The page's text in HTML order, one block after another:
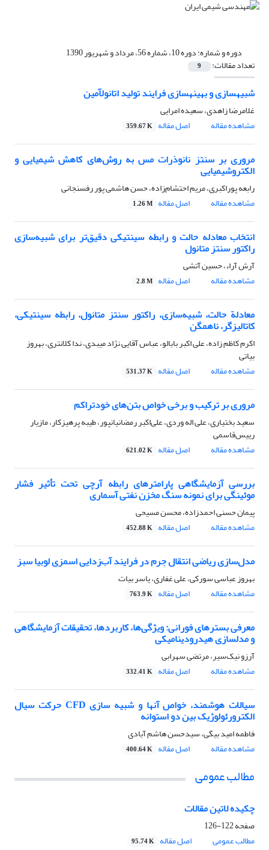
دوره و شماره:دوره 10، شماره 56، مرداد و شهریور 1390
تعداد مقالات: 9
شبیه‏سازی و بهینه‏سازی فرایند تولید اتانول‏آمین
غلامرضا زاهدی، سعیده امرایی
مشاهده مقاله
اصل مقاله 359.67 K
مروری بر سنتز نانوذرات مس به روش‌های کاهش شیمیایی و
الکتروشیمیایی
رابعه پوراکبری، مریم احتشام‌زاده، حسن هاشمی پور رفسنجانی
مشاهده مقاله
اصل مقاله 1.26 M
انتخاب معادله حالت و رابطه سینتیکی دقیق‌تر برای شبیه‌سازی
راکتور سنتز متانول
آرش آراء، حسین آتشی
مشاهده مقاله
اصل مقاله 2.8 M
معادلة حالت، شبیه‌سازی، راکتور سنتز متانول، رابطه سینتیکی،
کاتالیزگر، ناهمگن
اکرم کاظم زاده، علی اکبر بابالو، عباس آقایی نژاد میبدی، ندا کلانتری، بهروز
بیاتی
مشاهده مقاله
اصل مقاله 531.37 K
مروری بر ترکیب و برخی خواص بتن‌های خودتراکم
سعید بختیاری، علی اله وردی، علی‌اکبر رمضانیانپور، طیبه پرهیزکار، مازیار
رییس‌قاسمی
مشاهده مقاله
اصل مقاله 621.02 K
بررسی آزمایشگاهی پارامترهای رابطه آرچی تحت تأثیر فشار
موئینگی برای نمونه سنگ مخزن نفتی آسماری
پیمان حسنی احمدزاده، محسن مسیحی
مشاهده مقاله
اصل مقاله 452.88 K
مدل‌سازی ریاضی انتقال جرم در فرایند آب‌زدایی اسمزی لوبیا سبز
بهروز عباسی سورکی، علی غفاری، یاسر بیات
مشاهده مقاله
اصل مقاله 763.9 K
معرفی بسترهای فورانی: ویژگی‌ها، کاربردها، تحقیقات آزمایشگاهی
و مدلسازی هیدرودینامیکی
آرزو نیک‌سیر، مرتضی سهرابی
مشاهده مقاله
اصل مقاله 332.41 K
سیالات هوشمند، خواص آنها و شبیه سازی CFD حرکت سیال
الکترورئولوژیک بین دو استوانه
فاطمه امید بیگی، سیدحسن هاشم آبادی
مشاهده مقاله
اصل مقاله 400.64 K
مطالب عمومی
چکیده لاتین مقالات
صفحه122-126
مطالب عمومی
اصل مقاله 95.74 K